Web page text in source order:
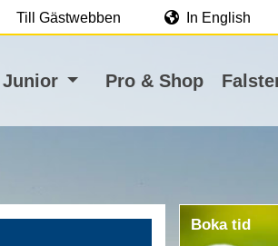
Till Gästwebben In English
Junior Pro & Shop
Boka tid